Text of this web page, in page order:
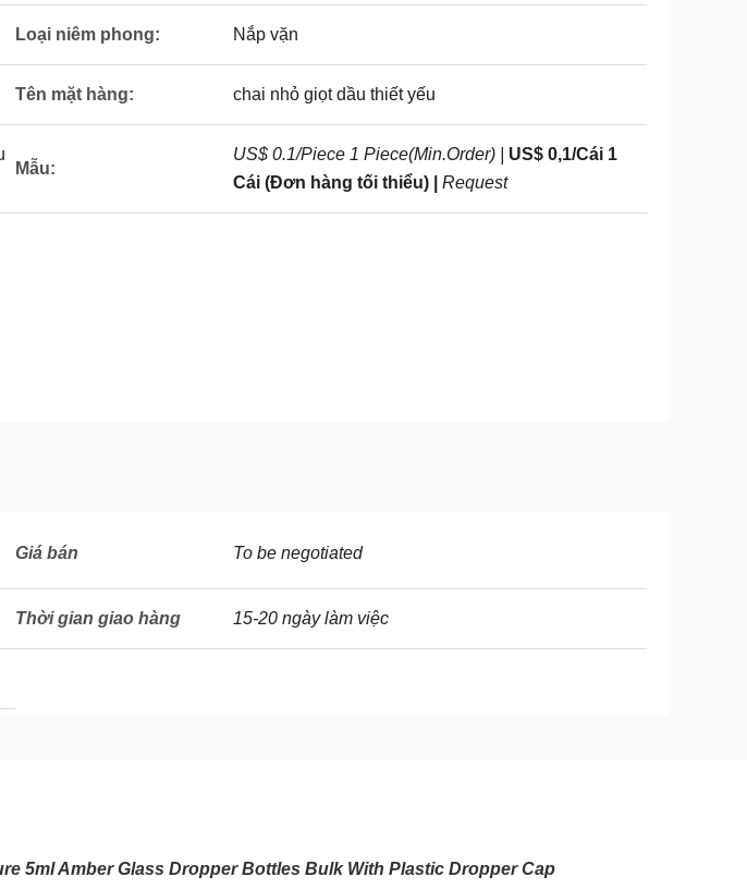
Loại niêm phong: Nắp vặn
Tên mặt hàng: chai nhỏ giọt dầu thiết yếu
Mẫu:
US$ 0.1/Piece 1 Piece(Min.Order) |
US$ 0,1/Cái 1
Cái (Đơn hàng tối thiểu) |
Request
Giá bán To be negotiated
Thời gian giao hàng 15-20 ngày làm việc
5ml Amber Glass Dropper Bottles Bulk With Plastic Dropper Cap